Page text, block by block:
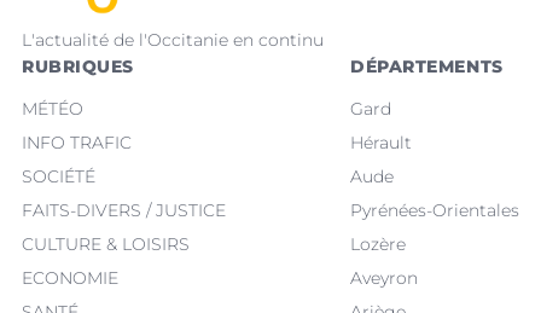
L'actualité de l'Occitanie en continu
RUBRIQUES
MÉTÉO
INFO TRAFIC
SOCIÉTÉ
FAITS-DIVERS / JUSTICE
CULTURE & LOISIRS
ECONOMIE
DÉPARTEMENTS
Gard
Hérault
Aude
Pyrénées-Orientales
Lozère
Aveyron